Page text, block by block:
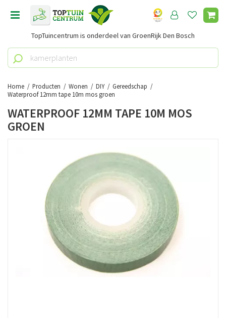
Home Producten Wonen DIY
Gereedschap
Waterproof 12mm tape 10m mos groen
TopTuincentrum is onderdeel van GroenRijk Den Bosch
WATERPROOF 12MM TAPE 10M MOS
GROEN